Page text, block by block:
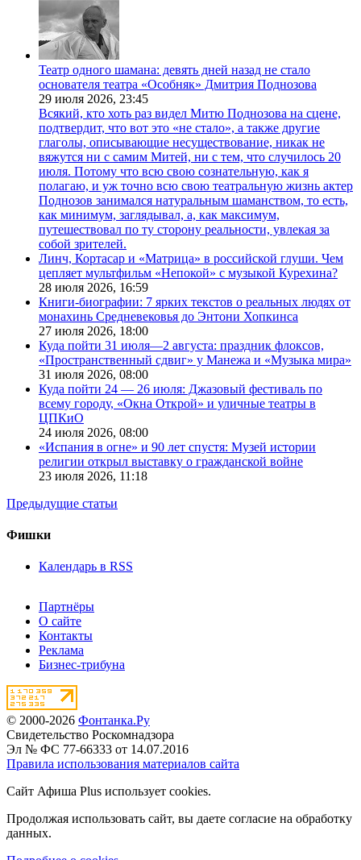
Театр одного шамана: девять дней назад не стало
основателя театра «Особняк» Дмитрия Поднозова
29 июля 2026, 23:45
Всякий, кто хоть раз видел Митю Поднозова на сцене,
подтвердит, что вот это «не стало», а также другие
глаголы, описывающие несуществование, никак не
вяжутся ни с самим Митей, ни с тем, что случилось 20
июля. Потому что всю свою сознательную, как я
полагаю, и уж точно всю свою театральную жизнь актер
Поднозов занимался натуральным шаманством, то есть,
как минимум, заглядывал, а, как максимум,
путешествовал по ту сторону реальности, увлекая за
собой зрителей.
Линч, Кортасар и «Матрица» в российской глуши. Чем
цепляет мультфильм «Непокой» с музыкой Курехина?
28 июля 2026, 16:59
Книги-биографии: 7 ярких текстов о реальных людях от
монахинь Средневековья до Энтони Хопкинса
27 июля 2026, 18:00
Куда пойти 31 июля—2 августа: праздник флоксов,
«Пространственный сдвиг» у Манежа и «Музыка мира»
31 июля 2026, 08:00
Куда пойти 24 — 26 июля: Джазовый фестиваль по
всему городу, «Окна Открой» и уличные театры в
ЦПКиО
24 июля 2026, 08:00
«Испания в огне» и 90 лет спустя: Музей истории
религии открыл выставку о гражданской войне
23 июля 2026, 11:18
Предыдущие статьи
Фишки
Календарь в RSS
Партнёры
О сайте
Контакты
Реклама
Бизнес-трибуна
© 2000-2026 Фонтанка.Ру
Свидетельство Роскомнадзора
Эл № ФС 77-66333 от 14.07.2016
Правила использования материалов сайта
Сайт Афиша Plus использует cookies.
Продолжая использовать сайт, вы даете согласие на обработку
данных.